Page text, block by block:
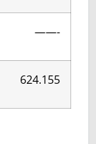
——-
624.155